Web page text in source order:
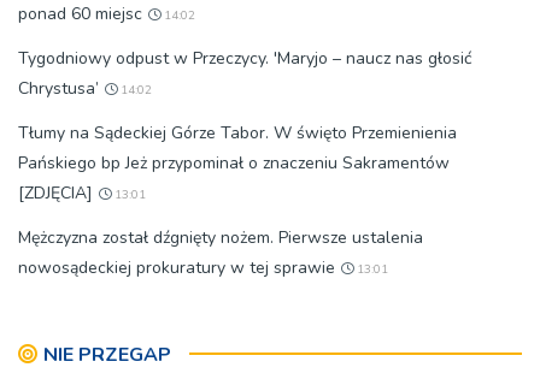
ponad 60 miejsc
14:02
Tygodniowy odpust w Przeczycy. 'Maryjo – naucz nas głosić
Chrystusa’
14:02
Tłumy na Sądeckiej Górze Tabor. W święto Przemienienia
Pańskiego bp Jeż przypominał o znaczeniu Sakramentów
[ZDJĘCIA]
13:01
Mężczyzna został dźgnięty nożem. Pierwsze ustalenia
nowosądeckiej prokuratury w tej sprawie
13:01
NIE PRZEGAP